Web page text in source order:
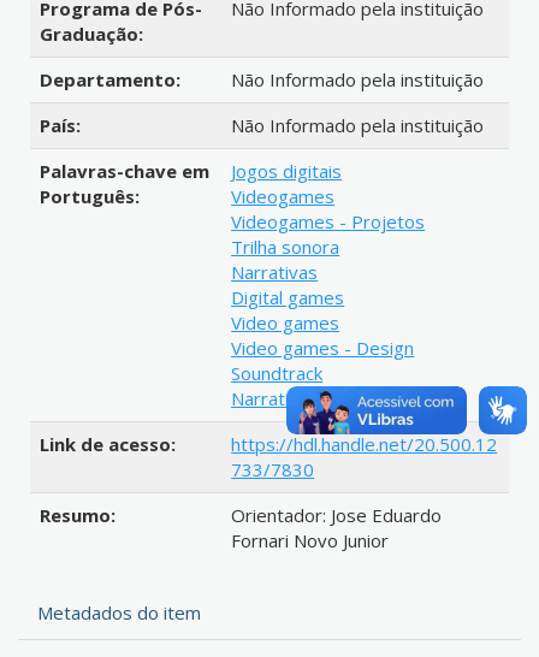
Programa de Pós-
Graduação:
Não Informado pela instituição
Departamento:
Não Informado pela instituição
País:
Não Informado pela instituição
Palavras-chave em
Português:
Jogos digitais
Videogames
Videogames - Projetos
Trilha sonora
Narrativas
Digital games
Video games
Video games - Design
Soundtrack
Narratives
Link de acesso:
https://hdl.handle.net/20.500.12
733/7830
Resumo:
Orientador: Jose Eduardo
Fornari Novo Junior
Metadados do item